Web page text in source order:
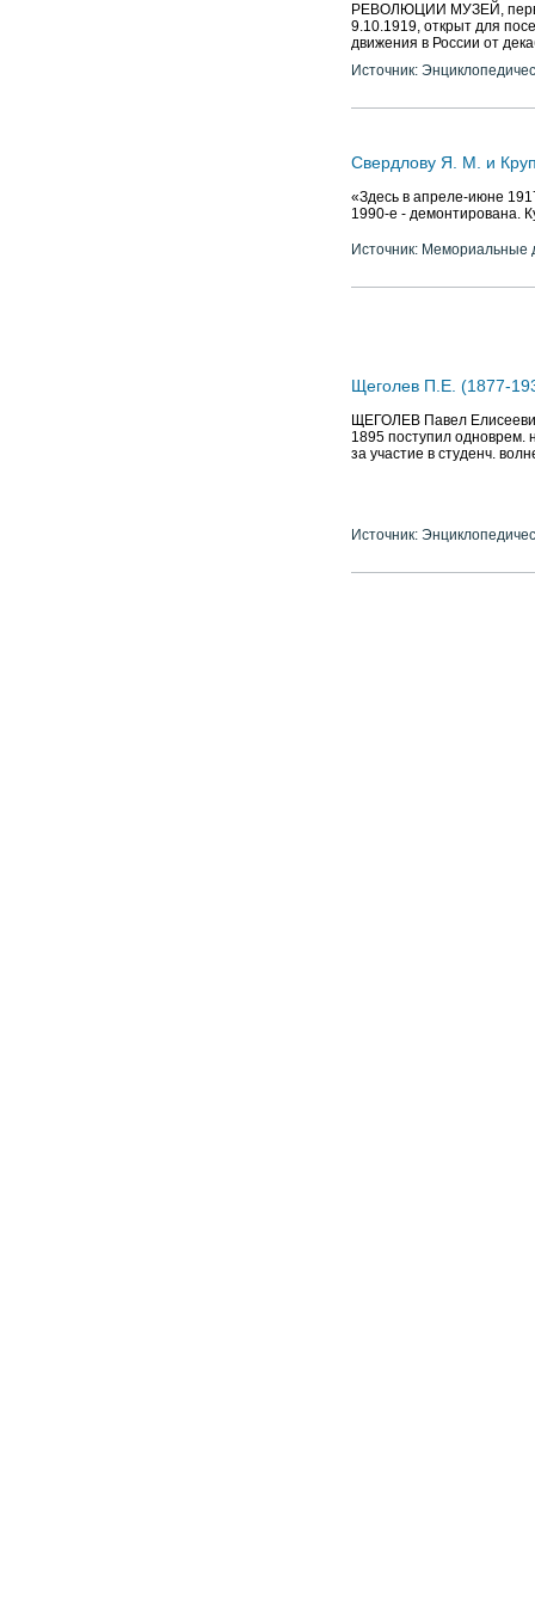
РЕВОЛЮЦИИ МУЗЕЙ,
9.10.1919, открыт для
движения в России от
Источник:
Свердлову Я. М. и
«Здесь в апреле-июне
1990-е - демонтирована.
Источник: Мемориальные
Щеголев П.Е. (1877-
ЩЕГОЛЕВ Павел
1895 поступил одноврем.
за участие в студенч.
Источник: